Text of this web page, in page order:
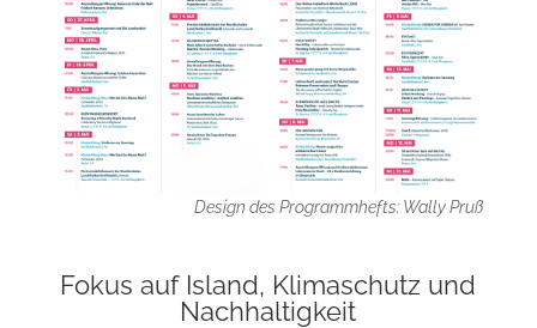
Design des Programmhefts: Wally Pruß
Fokus auf Island, Klimaschutz und
Nachhaltigkeit